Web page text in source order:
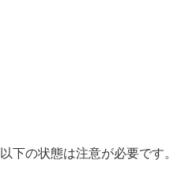
の状態は注意が必要です。